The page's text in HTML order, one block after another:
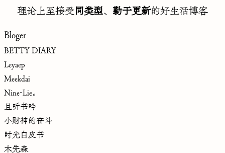
理论上至接受同类型、 勤于更新的好生活博客
Bloger
BETTY DIARY
Leyaep
Meekdai
Nine-Lie。
且听书吟
小财神的奋斗
时光白皮书
木先森